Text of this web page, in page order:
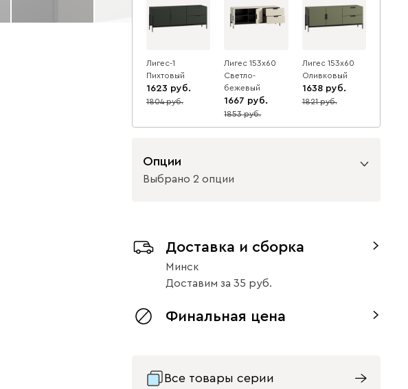
Лигес-1
Пихтовый
1623
10
1804
Лигес 153x60
Светло-
бежевый
1667
10
1853
Лигес 153x60
Оливковый
1638
10
1821
Опции
Выбрано 2 опции
с доводчиками без доводчиков
Вариант исполнения
ящики слева ящики справа
Доставка и сборка
Минск
Доставим за 35
Финальная цена
Все товары серии